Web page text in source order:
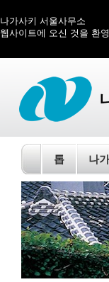
나가사키 서울사무소
웹사이트에 오신 것을 환
톱 나